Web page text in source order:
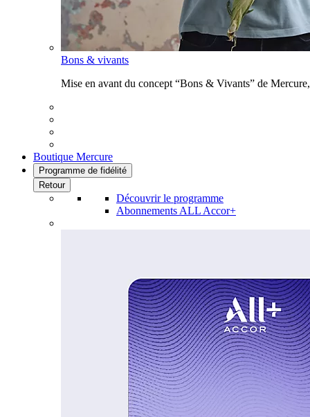
Bons & vivants
Mise en avant du concept “Bons & Vivants” de
Boutique Mercure
Programme de fidélité
Retour
Découvrir le programme
Abonnements ALL Accor+